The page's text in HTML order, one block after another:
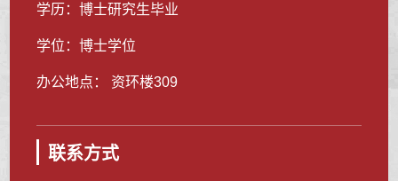
学历：博士研究生毕业
学位：博士学位
办公地点： 资环楼309
联系方式